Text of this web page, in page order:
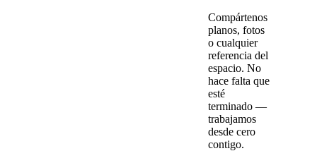
Compártenos
planos, fotos
o cualquier
referencia del
espacio. No
hace falta que
esté
terminado —
trabajamos
desde cero
contigo.